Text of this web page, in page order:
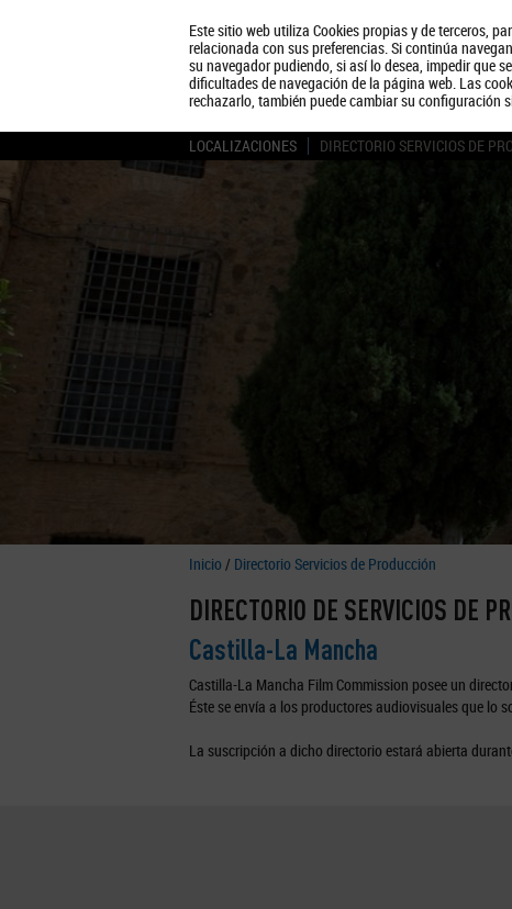
Este sitio web utiliza Cookies propias y de terceros,
relacionada con sus preferencias. Si continúa
su navegador pudiendo, si así lo desea, impedir que
dificultades de navegación de la página web. Las
rechazarlo, también puede cambiar su configuración
LOCALIZACIONES DIRECTORIO SERVICIOS DE
Inicio / Directorio Servicios de Producción
DIRECTORIO DE SERVICIOS DE
Castilla-La Mancha
Castilla-La Mancha Film Commission posee un
Éste se envía a los productores audiovisuales que lo
La suscripción a dicho directorio estará abierta